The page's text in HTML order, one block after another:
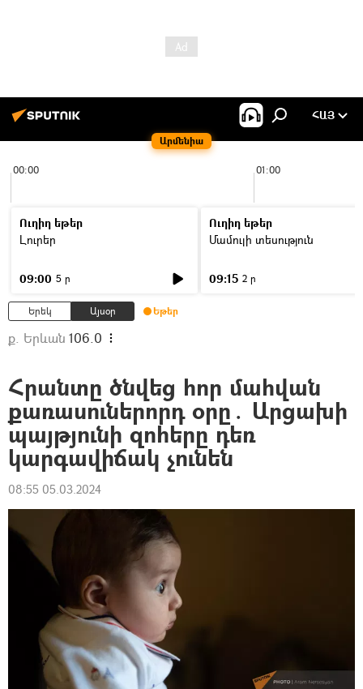
Արմենիա
ՀԱՅ
00:00 01:00
Ուղիղ եթեր
Լուրեր
09:00 5 ր
Ուղիղ եթեր
Մամուլի տեսություն
09:15 2 ր
Երեկ Այսօր Եթեր
ք. Երևան 106.0
Հրանտը ծնվեց հոր մահվան
քառասուներորդ օրը․ Արցախի
պայթյունի զոհերը դեռ
կարգավիճակ չունեն
08:55 05.03.2024